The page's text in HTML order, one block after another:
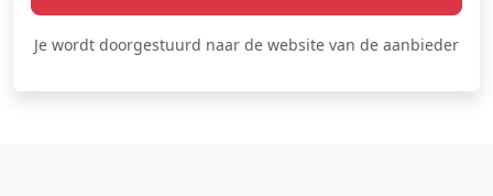
Je wordt doorgestuurd naar de website van de aanbieder